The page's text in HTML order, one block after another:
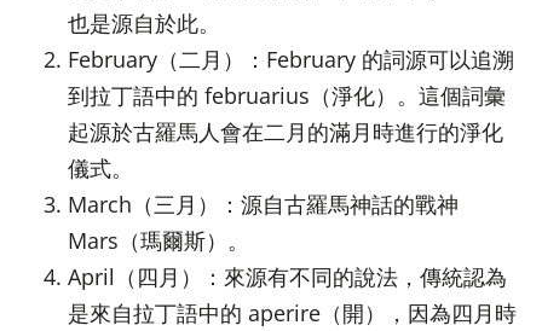
也是源自於此。
February（二月）：February 的詞源可以追溯
到拉丁語中的 februarius（淨化）。這個詞彙
起源於古羅馬人會在二月的滿月時進行的淨化
儀式。
March（三月）：源自古羅馬神話的戰神
Mars（瑪爾斯）。
April（四月）：來源有不同的說法，傳統認為
是來自拉丁語中的 aperire（開），因為四月時